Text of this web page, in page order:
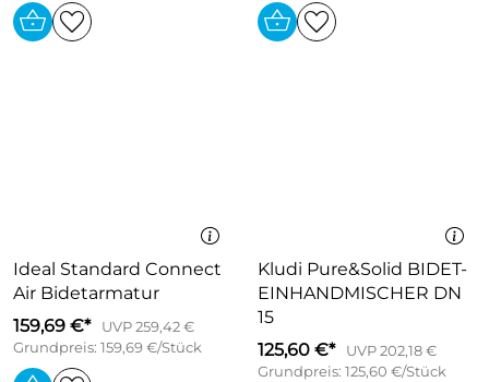
Ideal Standard Connect
Air Bidetarmatur
159,69 €*
UVP 259,42 €
Grundpreis: 159,69 €/Stück
Kludi Pure&Solid BIDET-
EINHANDMISCHER DN
15
125,60 €*
UVP 202,18 €
Grundpreis: 125,60 €/Stück